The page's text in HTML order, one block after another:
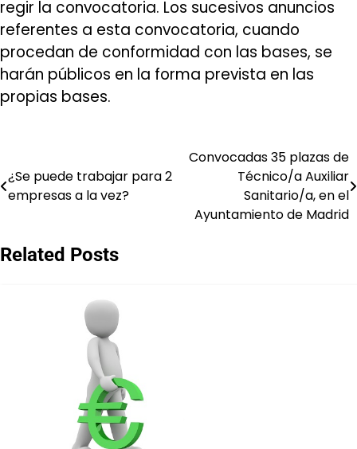
regir la convocatoria. Los sucesivos anuncios
referentes a esta convocatoria, cuando
procedan de conformidad con las bases, se
harán públicos en la forma prevista en las
propias bases.
de
¿Se puede trabajar para 2
empresas a la vez?
Convocadas 35 plazas de
Técnico/a Auxiliar
Sanitario/a, en el
Ayuntamiento de Madrid
Related Posts